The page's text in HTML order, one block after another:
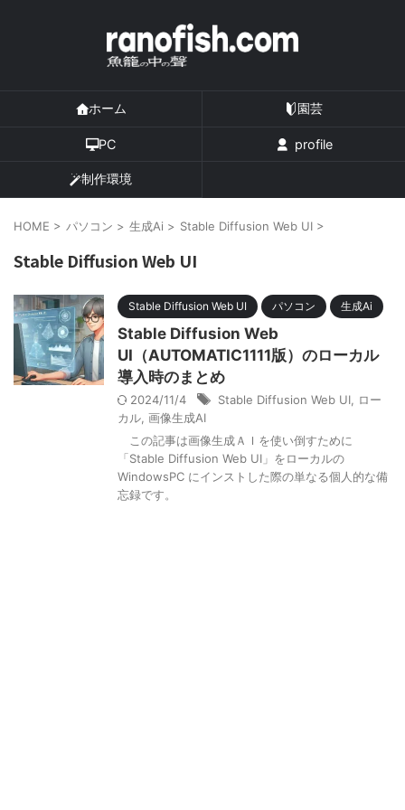
ホーム 園芸
PC profile
制作環境
HOME > パソコン > 生成Ai > Stable Diffusion Web UI >
Stable Diffusion Web UI
Stable Diffusion Web UI パソコン 生成Ai
Stable Diffusion Web
UI（AUTOMATIC1111版）のローカル
導入時のまとめ
2024/11/4 Stable Diffusion Web UI
ロー
カル 画像生成AI
この記事は画像生成ＡＩを使い倒すために
「Stable Diffusion Web UI」をローカルの
WindowsPC にインストした際の単なる個人的な備
忘録です。